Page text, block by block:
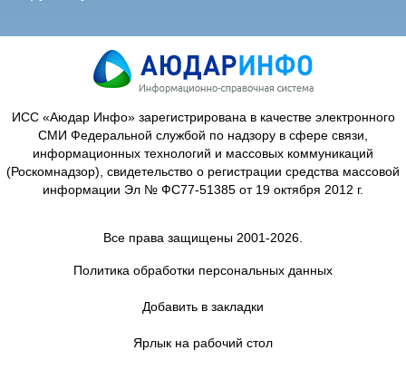
ИСС «Аюдар Инфо» зарегистрирована в качестве электронного
СМИ Федеральной службой по надзору в сфере связи,
информационных технологий и массовых коммуникаций
(Роскомнадзор), свидетельство о регистрации средства массовой
информации Эл № ФС77-51385 от 19 октября 2012 г.
Все права защищены 2001-2026.
Политика обработки персональных данных
Добавить в закладки
Ярлык на рабочий стол